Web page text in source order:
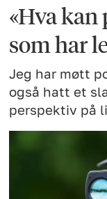
«Hva
som har
Jeg har møtt
også hatt et
perspektiv på